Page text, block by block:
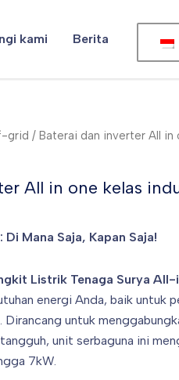
kami Berita
grid / Baterai dan inverter All in
All in one kelas
Mana Saja, Kapan Saja!
Listrik Tenaga Surya
energi Anda, baik untuk
Dirancang untuk
unit serbaguna ini
7kW.